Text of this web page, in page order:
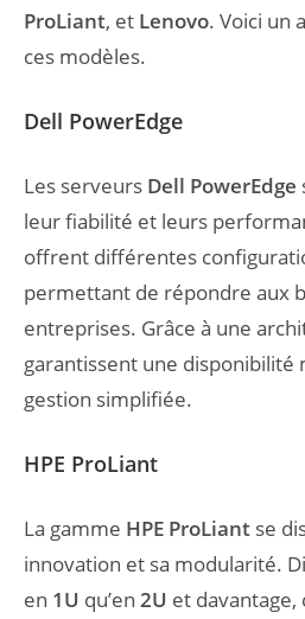
ProLiant, et Lenovo. Voici un
ces modèles.
Dell PowerEdge
Les serveurs Dell PowerEdge
leur fiabilité et leurs
offrent différentes
permettant de répondre aux
entreprises. Grâce à une
garantissent une disponibilité
gestion simplifiée.
HPE ProLiant
La gamme HPE ProLiant se
innovation et sa modularité.
en 1U qu’en 2U et davantage,